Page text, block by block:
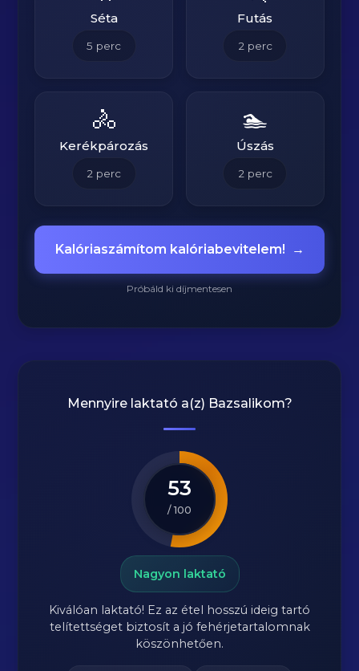
Séta
5 perc
Futás
2 perc
🚴
Kerékpározás
2 perc
🏊
Úszás
2 perc
Kalóriaszámítom kalóriabevitelem! →
Próbáld ki díjmentesen
Mennyire laktató a(z) Bazsalikom?
53
/ 100
Nagyon laktató
Kiválóan laktató! Ez az étel hosszú ideig tartó
telítettséget biztosít a jó fehérjetartalomnak
köszönhetően.